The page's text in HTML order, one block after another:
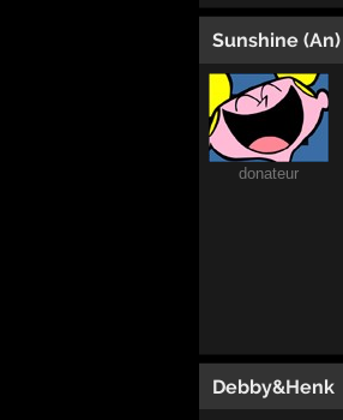
Sunshine (An)
donateur
Debby&Henk